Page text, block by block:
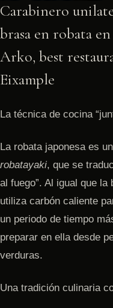
Carabinero
brasa en robata
Arko, best
Eixample
La técnica de cocina
La robata japonesa es
robatayaki, que se
al fuego”. Al igual que
utiliza carbón caliente
un periodo de tiempo
preparar en ella desde
verduras.
Una tradición culinaria